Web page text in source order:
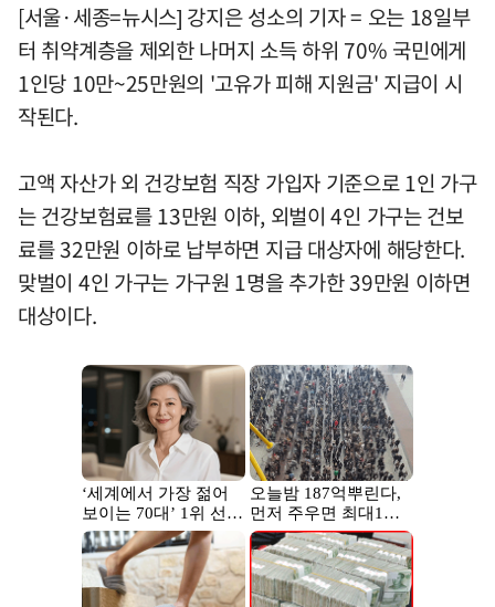
[서울·세종=뉴시스] 강지은 성소의 기자 = 오는 18일부
터 취약계층을 제외한 나머지 소득 하위 70% 국민에게
1인당 10만~25만원의 '고유가 피해 지원금' 지급이 시
작된다.
고액 자산가 외 건강보험 직장 가입자 기준으로 1인 가구
는 건강보험료를 13만원 이하, 외벌이 4인 가구는 건보
료를 32만원 이하로 납부하면 지급 대상자에 해당한다.
맞벌이 4인 가구는 가구원 1명을 추가한 39만원 이하면
대상이다.